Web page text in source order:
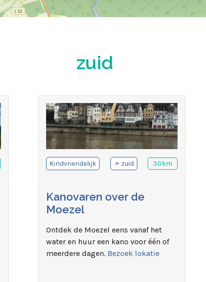
zuid
Kindvriendelijk ➣ zuid 30km
Kanovaren over de
Moezel
Ontdek de Moezel eens vanaf het
water en huur een kano voor één of
meerdere dagen. Bezoek lokatie